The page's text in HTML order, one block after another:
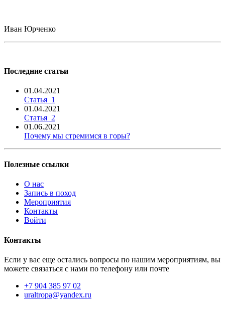
Иван Юрченко
Последние статьи
01.04.2021
Статья_1
01.04.2021
Статья_2
01.06.2021
Почему мы стремимся в горы?
Полезные ссылки
О нас
Запись в поход
Мероприятия
Контакты
Войти
Контакты
Если у вас еще остались вопросы по нашим мероприятиям, вы
можете связаться с нами по телефону или почте
+7 904 385 97 02
uraltropa@yandex.ru